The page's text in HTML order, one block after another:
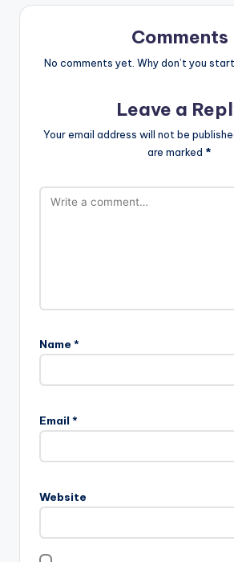
Comments
No comments yet. Why don’t you
Leave a
Your email address will not be
are marked *
Name *
Email *
Website